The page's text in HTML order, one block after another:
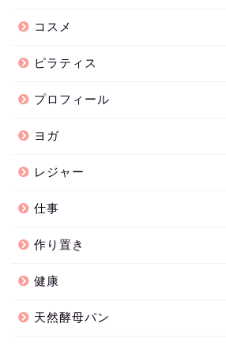
コスメ
ピラティス
プロフィール
ヨガ
レジャー
仕事
作り置き
健康
天然酵母パン